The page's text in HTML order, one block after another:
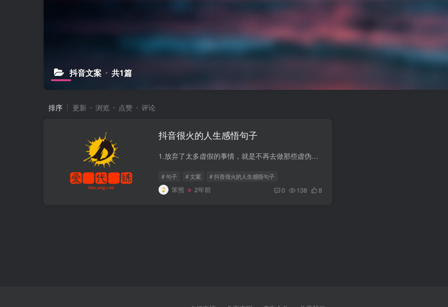
抖音文案 共1篇
排序 更新 浏览 点赞 评论
抖音很火的人生感悟句子
1.放弃了太多虚假的事情，就是不再去做那些虚伪的事，2.人没钱不如鬼，汤没盐不如水，一颗好心，永远比不上一张好嘴，3.努力吧，等你优秀了，你想要的都会来找你，4.长得漂亮还不是靠爸妈，活的...
# 句子 # 文案 # 抖音很火的人生感悟句子
笨熊 2年前 0 138 8